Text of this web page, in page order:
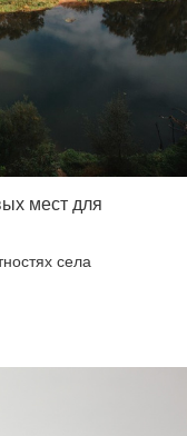
мест для
села